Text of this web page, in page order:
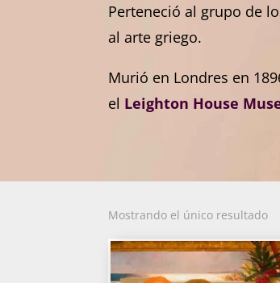
Perteneció al grupo de
al arte griego.
Murió en Londres en
el Leighton House
Mostrando el único resultado